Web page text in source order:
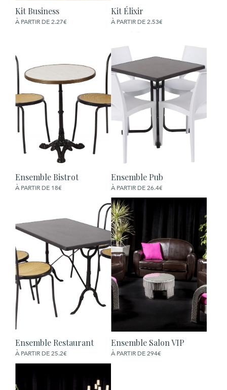
COMMANDER
Kit Business
À PARTIR DE 2.27€ COMMANDER
Kit Élixir
À PARTIR DE 2.53€
COMMANDER
Ensemble Bistrot
À PARTIR DE 18€ COMMANDER
Ensemble Pub
À PARTIR DE 26.4€
COMMANDER
Ensemble Restaurant
À PARTIR DE 25.2€ COMMANDER
Ensemble Salon VIP
À PARTIR DE 294€